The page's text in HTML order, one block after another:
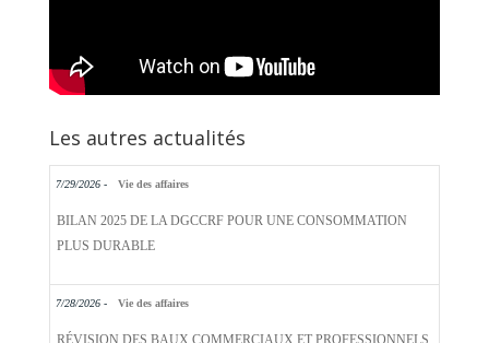
Les autres actualités
7/29/2026 - Vie des affaires
BILAN 2025 DE LA DGCCRF POUR UNE CONSOMMATION
PLUS DURABLE
7/28/2026 - Vie des affaires
RÉVISION DES BAUX COMMERCIAUX ET PROFESSIONNELS